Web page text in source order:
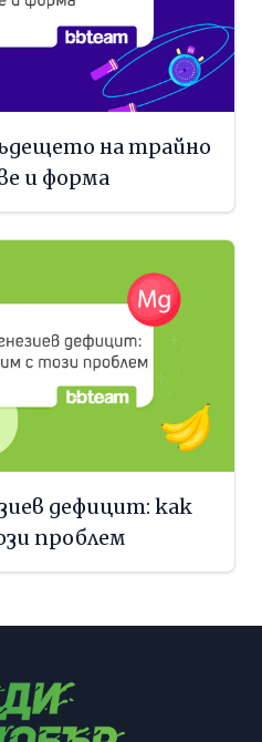
на трайно
и форма
дефицит: как
проблем